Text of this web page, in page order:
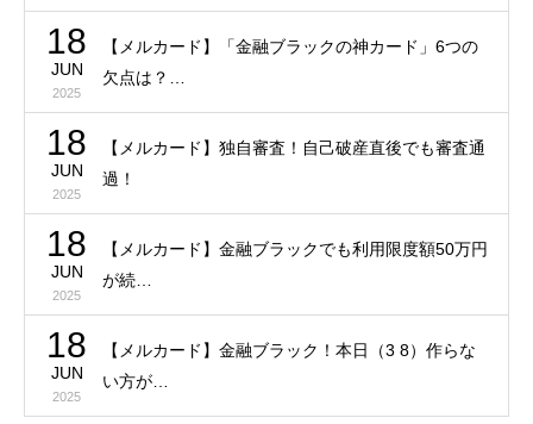
18
JUN
2025
【メルカード】「金融ブラックの神カード」6つの
欠点は？…
18
JUN
2025
【メルカード】独自審査！自己破産直後でも審査通
過！
18
JUN
2025
【メルカード】金融ブラックでも利用限度額50万円
が続…
18
JUN
2025
【メルカード】金融ブラック！本日（3 8）作らな
い方が…